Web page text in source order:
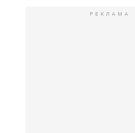
РЕКЛАМА